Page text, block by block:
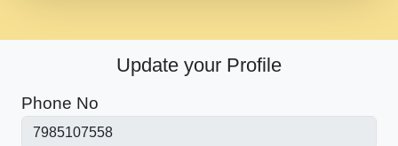
Update your Profile
Phone No